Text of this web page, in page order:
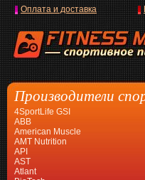
Оплата и доставка
Производители
4SportLife GSI
ABB
American Muscle
AMT Nutrition
API
AST
Atlant